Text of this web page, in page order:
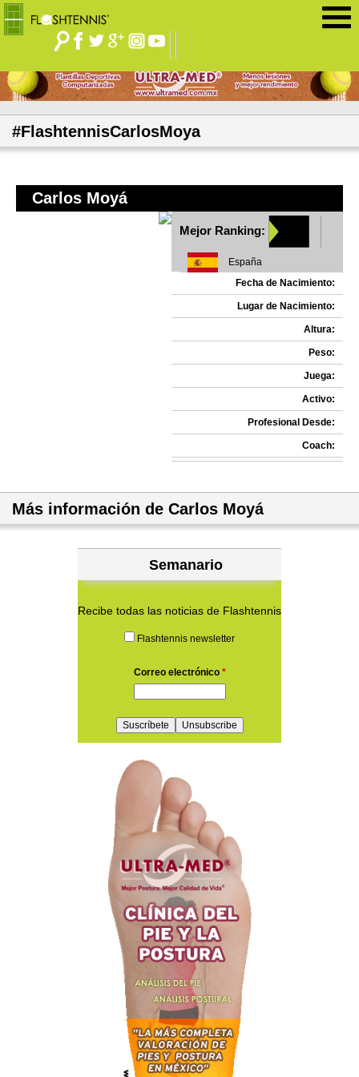
#FlashtennisCarlosMoya
Carlos Moyá
Mejor Ranking:
España
Fecha de Nacimiento:
Lugar de Nacimiento:
Altura:
Peso:
Juega:
Activo:
Profesional Desde:
Coach:
Más información de Carlos Moyá
Semanario
Recibe todas las noticias de Flashtennis
Flashtennis newsletter
Correo electrónico *